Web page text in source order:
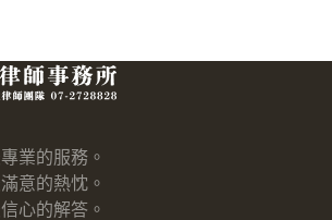
業的服務。
意的熱忱。
心的解答。